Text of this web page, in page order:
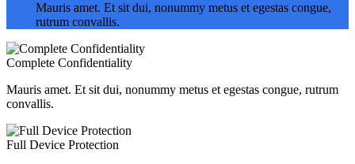
Mauris amet. Et sit dui, nonummy metus et egestas congue,
rutrum convallis.
Complete Confidentiality
Mauris amet. Et sit dui, nonummy metus et egestas congue, rutrum
convallis.
Full Device Protection